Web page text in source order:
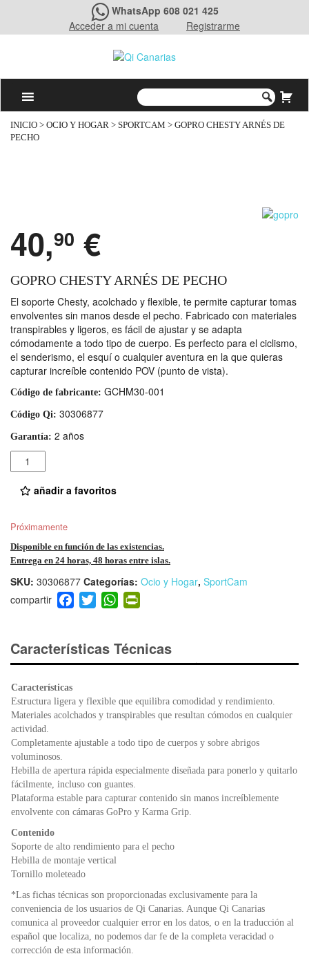
WhatsApp 608 021 425
Acceder a mi cuenta
Registrarme
INICIO > OCIO Y HOGAR > SPORTCAM > GOPRO CHESTY ARNÉS DE
PECHO
40,90 €
GOPRO CHESTY ARNÉS DE PECHO
El soporte Chesty, acolchado y flexible, te permite capturar tomas
envolventes sin manos desde el pecho. Fabricado con materiales
transpirables y ligeros, es fácil de ajustar y se adapta
cómodamente a todo tipo de cuerpo. Es perfecto para el ciclismo,
el senderismo, el esquí o cualquier aventura en la que quieras
capturar increíble contenido POV (punto de vista).
Código de fabricante: GCHM30-001
Código Qi: 30306877
Garantía: 2 años
Cantidad
añadir a favoritos
Próximamente
Disponible en función de las existencias.
Entrega en 24 horas, 48 horas entre islas.
SKU: 30306877 Categorías: Ocio y Hogar, SportCam
F
a
e
b
o
k
T
wi
er
W
h
s
A
p
ri
e
dl
y
Características Técnicas
Características
Estructura ligera y flexible que equilibra comodidad y rendimiento.
Materiales acolchados y transpirables que resultan cómodos en cualquier
actividad.
Completamente ajustable a todo tipo de cuerpos y sobre abrigos
voluminosos.
Hebilla de apertura rápida especialmente diseñada para ponerlo y quitarlo
fácilmente, incluso con guantes.
Plataforma estable para capturar contenido sin manos increíblemente
envolvente con cámaras GoPro y Karma Grip.
Contenido
Soporte de alto rendimiento para el pecho
Hebilla de montaje vertical
Tornillo moleteado
*Las fichas técnicas son proporcionadas exclusivamente para la
conveniencia de los usuarios de Qi Canarias. Aunque Qi Canarias
comunica al proveedor cualquier error en los datos, o en la traducción al
español que localiza, no podemos dar fe de la completa veracidad o
corrección de esta información.